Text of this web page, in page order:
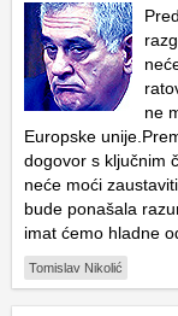
ne
Europske
dogovor s ključnim
neće moći
bude ponašala
imat ćemo hladne
Tomislav Nikolić